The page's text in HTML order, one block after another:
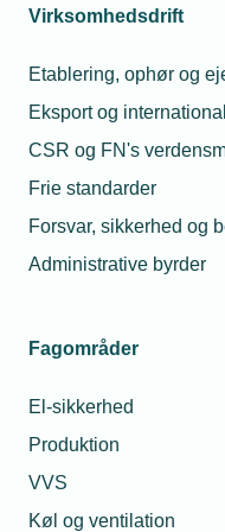
Virksomhedsdrift
Etablering, ophør og
Eksport og
CSR og FN's
Frie standarder
Forsvar, sikkerhed og
Administrative byrder
Fagområder
El-sikkerhed
Produktion
VVS
Køl og ventilation
Du er altid
os.
Så sørger vi for
videre.
Telefon:43 43
Mandag til torsdag fra kl.